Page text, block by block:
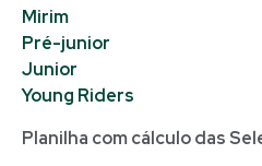
Mirim
Pré-junior
Junior
Young Riders
Planilha com cálculo das